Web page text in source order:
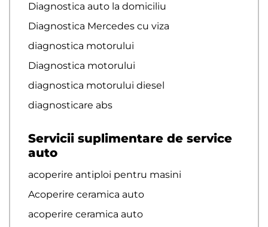
Diagnostica auto la domiciliu
Diagnostica Mercedes cu viza
diagnostica motorului
Diagnostica motorului
diagnostica motorului diesel
diagnosticare abs
Servicii suplimentare de service
auto
acoperire antiploi pentru masini
Acoperire ceramica auto
acoperire ceramica auto